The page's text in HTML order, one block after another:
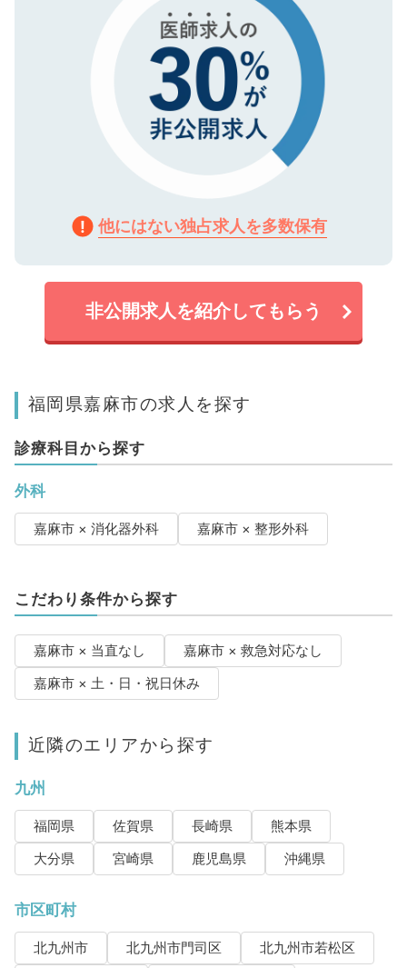
他にはない独占求人を多数保有
非公開求人を紹介してもらう
福岡県嘉麻市の求人を探す
診療科目から探す
外科
嘉麻市 × 消化器外科 嘉麻市 × 整形外科
こだわり条件から探す
嘉麻市 × 当直なし
嘉麻市 × 救急対応なし
嘉麻市 × 土・日・祝日休み
近隣のエリアから探す
九州
福岡県 佐賀県 長崎県
熊本県
大分県
宮崎県 鹿児島県 沖縄県
市区町村
北九州市 北九州市門司区
北九州市若松区